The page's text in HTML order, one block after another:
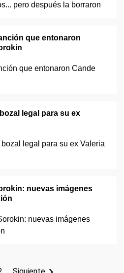
que entonaron
legal para su ex
nuevas imágenes